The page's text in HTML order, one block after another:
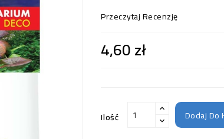
Przeczytaj Recenzję
4,60 zł
Ilość Dodaj Do